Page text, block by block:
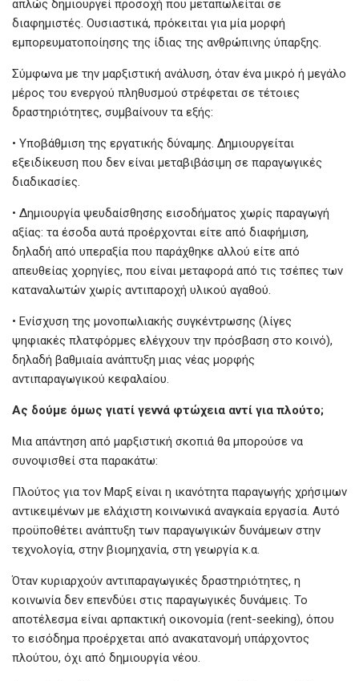
απλώς δημιουργεί προσοχή που μεταπωλείται σε
διαφημιστές. Ουσιαστικά, πρόκειται για μία μορφή
εμπορευματοποίησης της ίδιας της ανθρώπινης ύπαρξης.
Σύμφωνα με την μαρξιστική ανάλυση, όταν ένα μικρό ή μεγάλο
μέρος του ενεργού πληθυσμού στρέφεται σε τέτοιες
δραστηριότητες, συμβαίνουν τα εξής:
• Υποβάθμιση της εργατικής δύναμης. Δημιουργείται
εξειδίκευση που δεν είναι μεταβιβάσιμη σε παραγωγικές
διαδικασίες.
• Δημιουργία ψευδαίσθησης εισοδήματος χωρίς παραγωγή
αξίας: τα έσοδα αυτά προέρχονται είτε από διαφήμιση,
δηλαδή από υπεραξία που παράχθηκε αλλού είτε από
απευθείας χορηγίες, που είναι μεταφορά από τις τσέπες των
καταναλωτών χωρίς αντιπαροχή υλικού αγαθού.
• Ενίσχυση της μονοπωλιακής συγκέντρωσης (λίγες
ψηφιακές πλατφόρμες ελέγχουν την πρόσβαση στο κοινό),
δηλαδή βαθμιαία ανάπτυξη μιας νέας μορφής
αντιπαραγωγικού κεφαλαίου.
Ας δούμε όμως γιατί γεννά φτώχεια αντί για πλούτο;
Μια απάντηση από μαρξιστική σκοπιά θα μπορούσε να
συνοψισθεί στα παρακάτω:
Πλούτος για τον Μαρξ είναι η ικανότητα παραγωγής χρήσιμων
αντικειμένων με ελάχιστη κοινωνικά αναγκαία εργασία. Αυτό
προϋποθέτει ανάπτυξη των παραγωγικών δυνάμεων στην
τεχνολογία, στην βιομηχανία, στη γεωργία κ.α.
Όταν κυριαρχούν αντιπαραγωγικές δραστηριότητες, η
κοινωνία δεν επενδύει στις παραγωγικές δυνάμεις. Το
αποτέλεσμα είναι αρπακτική οικονομία (rent-seeking), όπου
το εισόδημα προέρχεται από ανακατανομή υπάρχοντος
πλούτου, όχι από δημιουργία νέου.